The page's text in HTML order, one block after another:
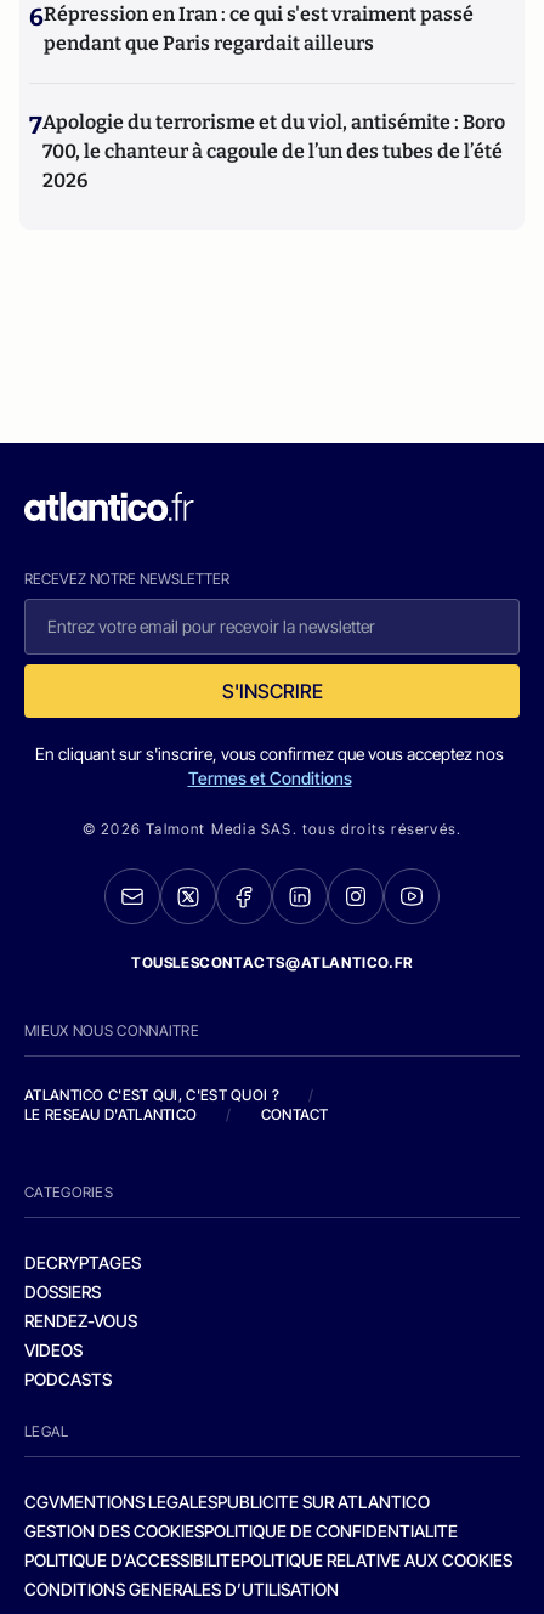
6Répression en Iran : ce qui s'est vraiment passé
pendant que Paris regardait ailleurs
7Apologie du terrorisme et du viol, antisémite : Boro
700, le chanteur à cagoule de l’un des tubes de l’été
2026
RECEVEZ NOTRE NEWSLETTER
S'INSCRIRE
En cliquant sur s'inscrire, vous confirmez que vous acceptez nos
Termes et Conditions
© 2026 Talmont Media SAS. tous droits réservés.
TOUSLESCONTACTS@ATLANTICO.FR
MIEUX NOUS CONNAITRE
ATLANTICO C'EST QUI, C'EST QUOI ?
/
LE RESEAU D'ATLANTICO
/ CONTACT
CATEGORIES
DECRYPTAGES
DOSSIERS
RENDEZ-VOUS
VIDEOS
PODCASTS
LEGAL
CGVMENTIONS LEGALESPUBLICITE SUR ATLANTICO
GESTION DES COOKIESPOLITIQUE DE CONFIDENTIALITE
POLITIQUE D’ACCESSIBILITEPOLITIQUE RELATIVE AUX COOKIES
CONDITIONS GENERALES D’UTILISATION